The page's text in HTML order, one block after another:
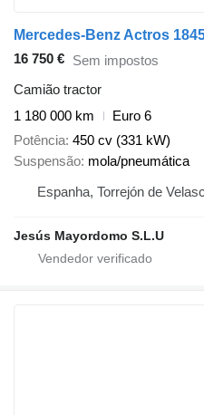
Mercedes-Benz Actros
16 750 € Sem impostos
Camião tractor
1 180 000 km
Euro 6
Potência 450 cv (331 kW)
Suspensão mola/pneumática
Espanha, Torrejón de
Jesús Mayordomo S.L.U